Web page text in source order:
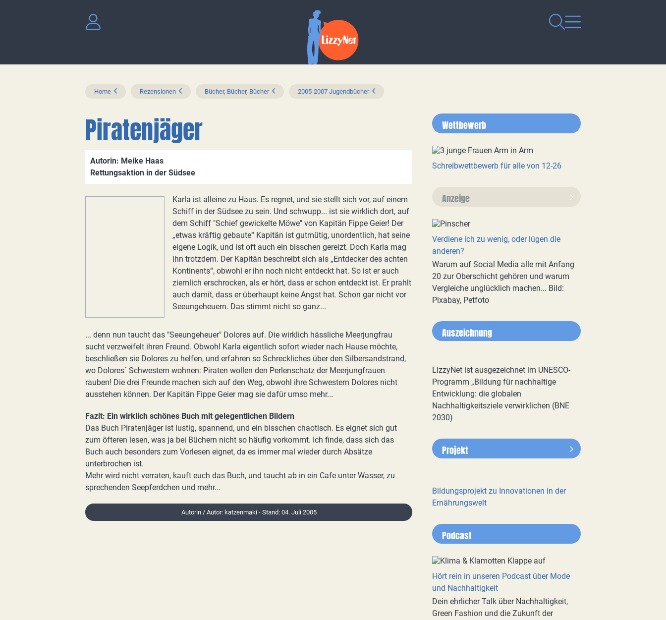
Home Rezensionen Bücher, Bücher, Bücher 2005-2007 Jugendbücher
Piratenjäger
Autorin: Meike Haas
Rettungsaktion in der Südsee
Karla ist alleine zu Haus. Es regnet, und sie stellt sich vor, auf einem
Schiff in der Südsee zu sein. Und schwupp... ist sie wirklich dort, auf
dem Schiff "Schief gewickelte Möwe" von Kapitän Fippe Geier! Der
„etwas kräftig gebaute“ Kapitän ist gutmütig, unordentlich, hat seine
eigene Logik, und ist oft auch ein bisschen gereizt. Doch Karla mag
ihn trotzdem. Der Kapitän beschreibt sich als „Entdecker des achten
Kontinents“, obwohl er ihn noch nicht entdeckt hat. So ist er auch
ziemlich erschrocken, als er hört, dass er schon entdeckt ist. Er prahlt
auch damit, dass er überhaupt keine Angst hat. Schon gar nicht vor
Seeungeheuern. Das stimmt nicht so ganz...
... denn nun taucht das "Seeungeheuer" Dolores auf. Die wirklich hässliche Meerjungfrau
sucht verzweifelt ihren Freund. Obwohl Karla eigentlich sofort wieder nach Hause möchte,
beschließen sie Dolores zu helfen, und erfahren so Schreckliches über den Silbersandstrand,
wo Dolores´ Schwestern wohnen: Piraten wollen den Perlenschatz der Meerjungfrauen
rauben! Die drei Freunde machen sich auf den Weg, obwohl ihre Schwestern Dolores nicht
ausstehen können. Der Kapitän Fippe Geier mag sie dafür umso mehr...
Fazit: Ein wirklich schönes Buch mit gelegentlichen Bildern
Das Buch Piratenjäger ist lustig, spannend, und ein bisschen chaotisch. Es eignet sich gut
zum öfteren lesen, was ja bei Büchern nicht so häufig vorkommt. Ich finde, dass sich das
Buch auch besonders zum Vorlesen eignet, da es immer mal wieder durch Absätze
unterbrochen ist.
Mehr wird nicht verraten, kauft euch das Buch, und taucht ab in ein Cafe unter Wasser, zu
sprechenden Seepferdchen und mehr...
Autorin / Autor: katzenmaki - Stand: 04. Juli 2005
Wettbewerb
Schreibwettbewerb für alle von 12-26
Anzeige
Verdiene ich zu wenig, oder lügen die
anderen?
Warum auf Social Media alle mit Anfang
20 zur Oberschicht gehören und warum
Vergleiche unglücklich machen... Bild:
Pixabay, Petfoto
Auszeichnung
LizzyNet ist ausgezeichnet im UNESCO-
Programm „Bildung für nachhaltige
Entwicklung: die globalen
Nachhaltigkeitsziele verwirklichen (BNE
2030)
Projekt
Bildungsprojekt zu Innovationen in der
Ernährungswelt
Podcast
Hört rein in unseren Podcast über Mode
und Nachhaltigkeit
Dein ehrlicher Talk über Nachhaltigkeit,
Green Fashion und die Zukunft der